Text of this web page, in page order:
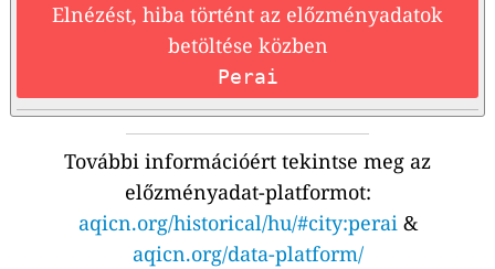
Elnézést, hiba történt az előzményadatok
betöltése közben
Perai
További információért tekintse meg az
előzményadat-platformot:
aqicn.org/historical/hu/#city:perai&
aqicn.org/data-platform/